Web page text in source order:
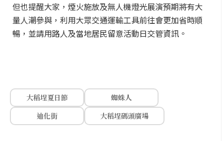
但也提醒大家，煙火施放及無人機燈光展演預期將有大
量人潮參與，利用大眾交通運輸工具前往會更加省時順
暢，並請用路人及當地居民留意活動日交管資訊。
大稻埕夏日節
蜘蛛人
迪化街
大稻埕碼頭廣場